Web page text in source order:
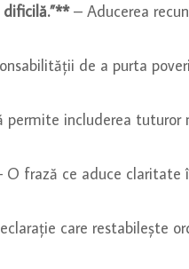
– Aducerea
de a purta
includerea tuturor
frază ce aduce claritate
care restabilește